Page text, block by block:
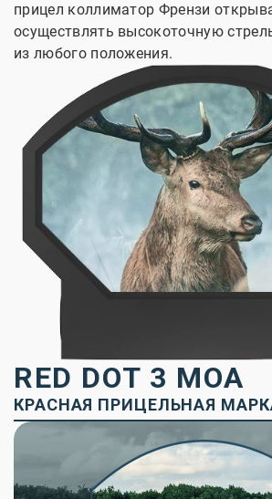
прицел коллиматор Френзи
осуществлять высокоточную
из любого положения.
RED DOT 3 MOA
КРАСНАЯ ПРИЦЕЛЬНАЯ